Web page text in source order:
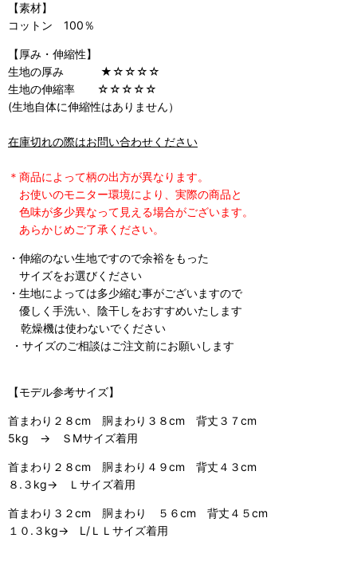
【素材】
コットン 100％
【厚み・伸縮性】
生地の厚み ★☆☆☆☆
生地の伸縮率 ☆☆☆☆☆
(生地自体に伸縮性はありません）
在庫切れの際はお問い合わせください
＊商品によって柄の出方が異なります。
お使いのモニター環境により、実際の商品と
色味が多少異なって見える場合がございます。
あらかじめご了承ください。
・伸縮のない生地ですので余裕をもった
サイズをお選びください
・生地によっては多少縮む事がございますので
優しく手洗い、陰干しをおすすめいたします
乾燥機は使わないでください
・サイズのご相談はご注文前にお願いします
【モデル参考サイズ】
首まわり２８cm 胴まわり３８cm 背丈３７cm
5kg → ＳMサイズ着用
首まわり２８cm 胴まわり４９cm 背丈４３cm
８.３kg→ Ｌサイズ着用
首まわり３２cm 胴まわり ５６cm 背丈４５cm
１０.３kg→ L/ＬＬサイズ着用